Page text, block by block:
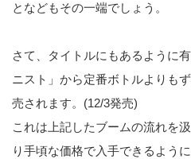
となどもその一端でしょう。
さて、タイトルにもあるように
ニスト」から定番ボトルよりも
売されます。(12/3発売)
これは上記したブームの流れを
り手頃な価格で入手できるよう